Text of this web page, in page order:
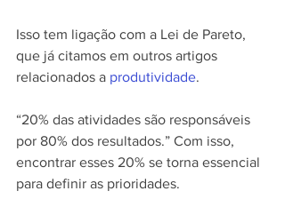
Isso tem ligação com a Lei de Pareto,
que já citamos em outros artigos
relacionados a produtividade.
“20% das atividades são responsáveis
por 80% dos resultados.” Com isso,
encontrar esses 20% se torna essencial
para definir as prioridades.